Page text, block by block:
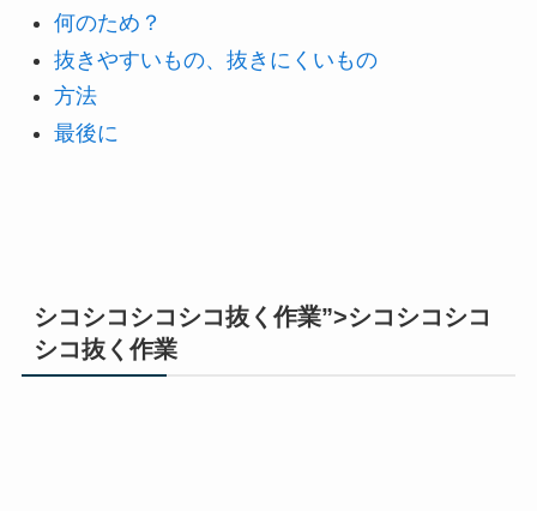
何のため？
抜きやすいもの、抜きにくいもの
方法
最後に
シコシコシコシコ抜く作業”>シコシコシコ
シコ抜く作業